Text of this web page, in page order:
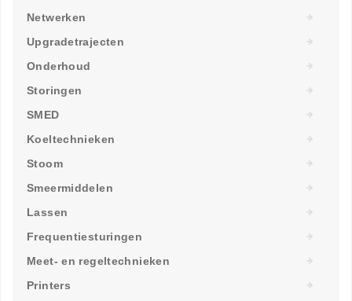
Netwerken
Upgradetrajecten
Onderhoud
Storingen
SMED
Koeltechnieken
Stoom
Smeermiddelen
Lassen
Frequentiesturingen
Meet- en regeltechnieken
Printers